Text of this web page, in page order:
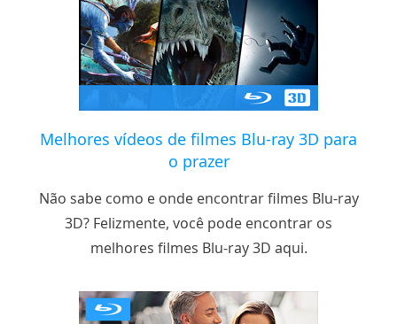
Melhores vídeos de filmes Blu-ray 3D para
o prazer
Não sabe como e onde encontrar filmes Blu-ray
3D? Felizmente, você pode encontrar os
melhores filmes Blu-ray 3D aqui.